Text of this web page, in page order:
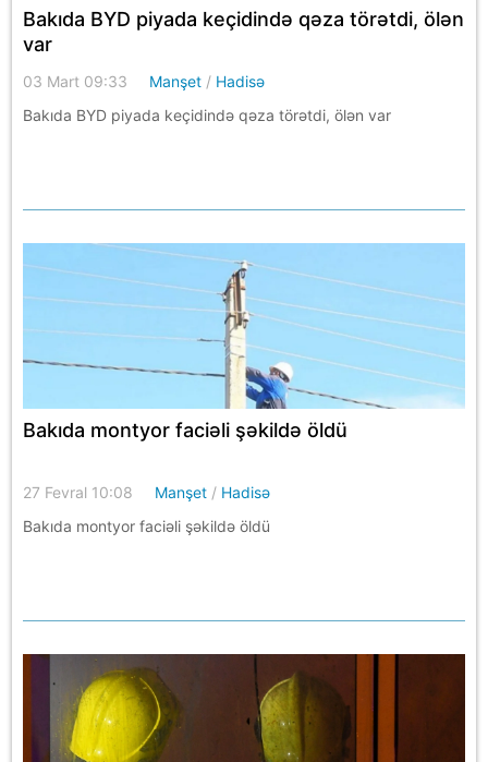
Bakıda BYD piyada keçidində qəza törətdi, ölən
var
03 Mart 09:33 Manşet / Hadisə
Bakıda BYD piyada keçidində qəza törətdi, ölən var
Bakıda montyor faciəli şəkildə öldü
27 Fevral 10:08 Manşet / Hadisə
Bakıda montyor faciəli şəkildə öldü